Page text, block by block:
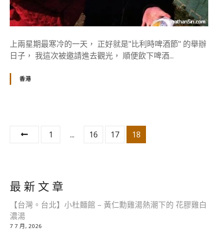
上兩星期最寒冷的一天， 正好就是"比利時啤酒節" 的舉辦
日子， 我這次被邀請進去觀光， 順便飲下啤酒...
香港
文
頁
1 ... 16 17 18
最 新 文 章
【台灣。台北】小杜麵館 – 黃仁勳雞湯熱潮下的 花膠雞白
濃湯
7 7 月, 2026